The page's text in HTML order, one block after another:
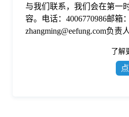
与我们联系，我们会在第一
容。电话：4006770986邮箱：
zhangming@eefung.com负责
了解